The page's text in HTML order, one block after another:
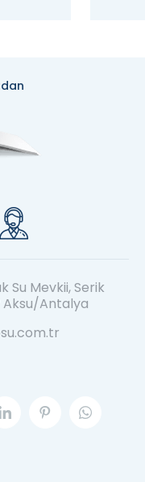
Su Mevkii, Serik
Aksu/Antalya